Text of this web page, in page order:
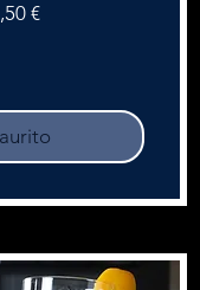
€